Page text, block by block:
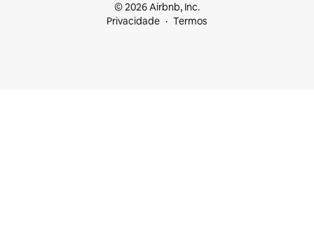
© 2026 Airbnb, Inc.
Privacidade
Termos